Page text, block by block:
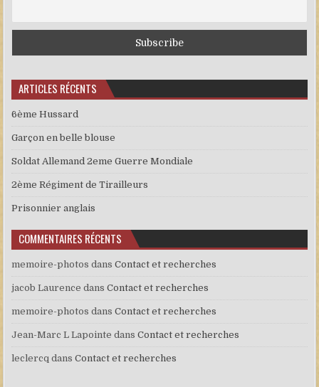
ARTICLES RÉCENTS
6ème Hussard
Garçon en belle blouse
Soldat Allemand 2eme Guerre Mondiale
2ème Régiment de Tirailleurs
Prisonnier anglais
COMMENTAIRES RÉCENTS
memoire-photos dansContact et recherches
jacob Laurence dansContact et recherches
memoire-photos dansContact et recherches
Jean-Marc L Lapointe dansContact et recherches
leclercq dansContact et recherches